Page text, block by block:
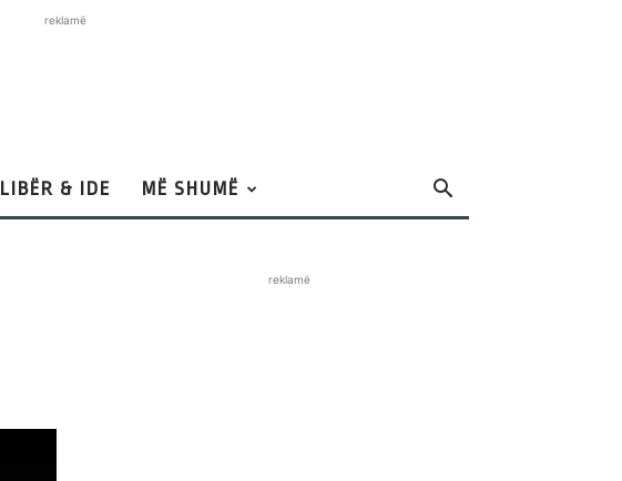
reklamë
LIBËR & IDE MË SHUMË
reklamë